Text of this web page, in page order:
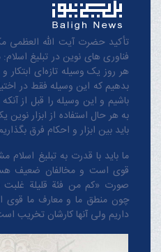
تأکید حضرت آیت الله العظمی
فناوری های نوین در تبلیغ اسلام:
هر روز یک وسیله تازه‌ای ابتکار
بدهیم که این وسیله فقط در
باشیم و این وسیله را قبل از آنکه
به هر حال استفاده از ابزار
باید بین ابزار و احکام فرق
ما باید با قدرت به تبلیغ
قوی است و مخالفان ضعیف
صورت «کم من فئة قلیلة غلبت
چون منطق‌ ما و معارف ‌ما
داریم ولی آنها کارشان تخریب